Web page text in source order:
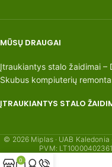
MŪSŲ DRAUGAI
Įtraukiantys stalo žaidimai –
Skubus kompiuterių
ĮTRAUKIANTYS STALO
© 2026 Miplas · UAB Kaledonia
PVM:
0